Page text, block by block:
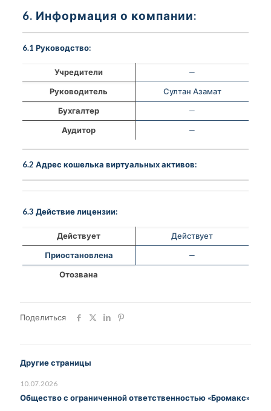
6. Информация о компании:
6.1 Руководство:
Учредители
—
Руководитель
Султан Азамат
Бухгалтер
—
Аудитор
—
6.2 Адрес кошелька виртуальных активов:
6.3 Действие лицензии:
Действует
Действует
Приостановлена
—
Отозвана
Поделиться
Другие страницы
10.07.2026
Общество с ограниченной ответственностью «Бромакс»